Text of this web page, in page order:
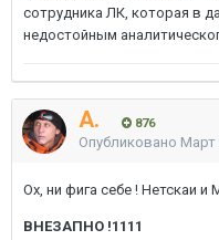
сотрудника ЛК, которая в
недостойным
A. 876
Опубликовано Март
Ох, ни фига себе ! Нетскаи
ВНЕЗАПНО !1111